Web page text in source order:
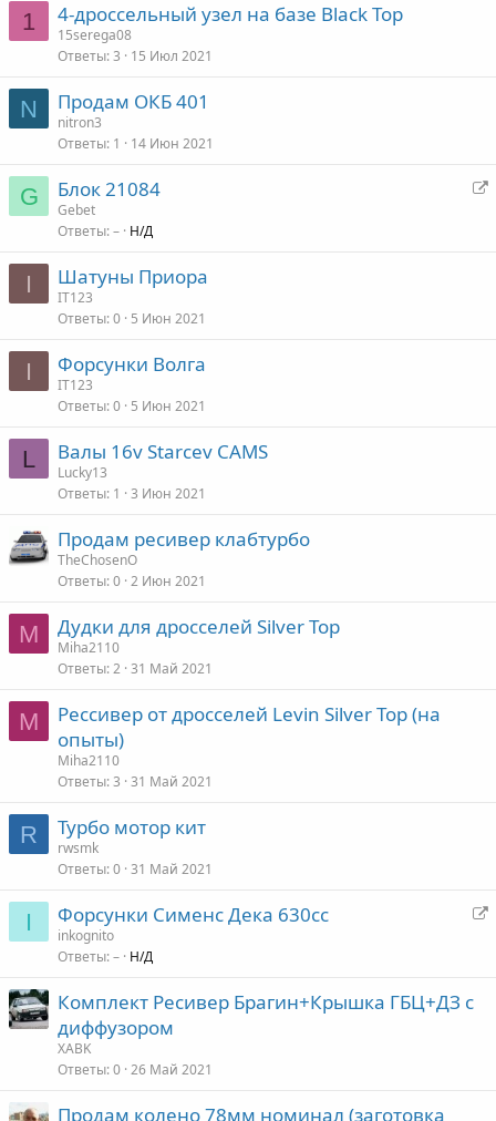
1 4-дроссельный узел на базе Black Top
15serega08
Ответы 3 15 Июл 2021
N Продам ОКБ 401
nitron3
Ответы 1 14 Июн 2021
G Блок 21084
Gebet
Ответы – Н/Д
I Шатуны Приора
IT123
Ответы 0 5 Июн 2021
I Форсунки Волга
IT123
Ответы 0 5 Июн 2021
L Валы 16v Starcev CAMS
Lucky13
Ответы 1 3 Июн 2021
Продам ресивер клабтурбо
TheChosenO
Ответы 0 2 Июн 2021
M Дудки для дросселей Silver Top
Miha2110
Ответы 2 31 Май 2021
M
Рессивер от дросселей Levin Silver Top (на
опыты)
Miha2110
Ответы 3 31 Май 2021
R Турбо мотор кит
rwsmk
Ответы 0 31 Май 2021
I Форсунки Сименс Дека 630сс
inkognito
Ответы – Н/Д
Комплект Ресивер Брагин+Крышка ГБЦ+ДЗ с
диффузором
XABK
Ответы 0 26 Май 2021
Продам колено 78мм номинал (заготовка